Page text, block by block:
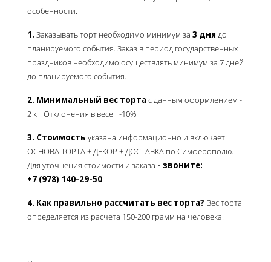
особенности.
1. Заказывать торт необходимо минимум за 3 дня до
планируемого события. Заказ в период государственных
праздников необходимо осуществлять минимум за 7 дней
до планируемого события.
2. Минимальный вес торта с данным оформлением -
2 кг. Отклонения в весе +-10%
3. Стоимость указана информационно и включает:
ОСНОВА ТОРТА + ДЕКОР + ДОСТАВКА по Симферополю.
Для уточнения стоимости и заказа - звоните:
+7 (978) 140-29-50
4. Как правильно рассчитать вес торта? Вес торта
определяется из расчета 150-200 грамм на человека.